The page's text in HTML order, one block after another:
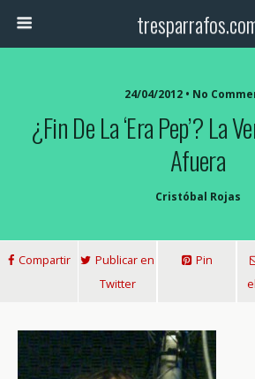
24/04/2012 • No
¿Fin De La ‘Era Pep’? La
Afuera
Cristóbal Rojas
Compartir
Publicar en
Twitter
Pin